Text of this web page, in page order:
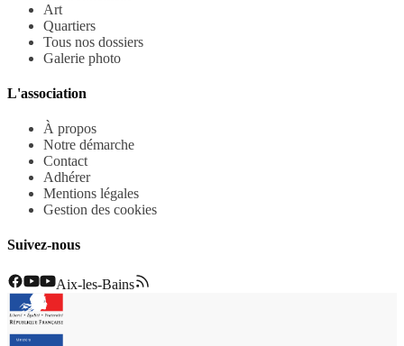
Art
Quartiers
Tous nos dossiers
Galerie photo
L'association
À propos
Notre démarche
Contact
Adhérer
Mentions légales
Gestion des cookies
Suivez-nous
Aix-les-Bains